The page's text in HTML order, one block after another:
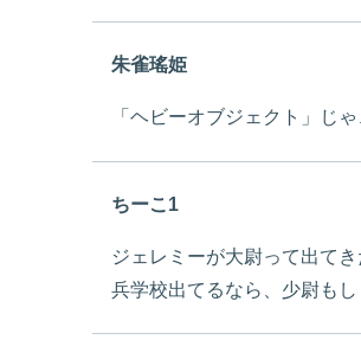
朱雀瑤姫
「ヘビーオブジェクト」じ
ちーこ1
ジェレミーが大尉って出て
兵学校出てるなら、少尉も